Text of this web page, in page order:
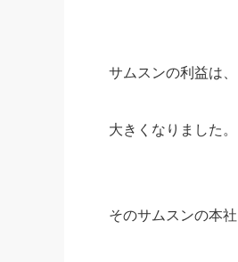
サムスンの利益は
大きくなりました。
そのサムスンの本